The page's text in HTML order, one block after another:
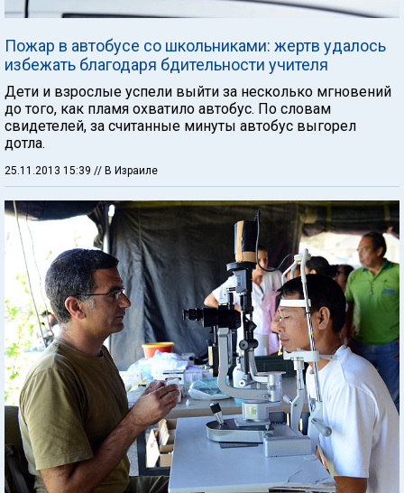
Пожар в автобусе со школьниками: жертв удалось
избежать благодаря бдительности учителя
Дети и взрослые успели выйти за несколько мгновений
до того, как пламя охватило автобус. По словам
свидетелей, за считанные минуты автобус выгорел
дотла.
25.11.2013 15:39 // В Израиле